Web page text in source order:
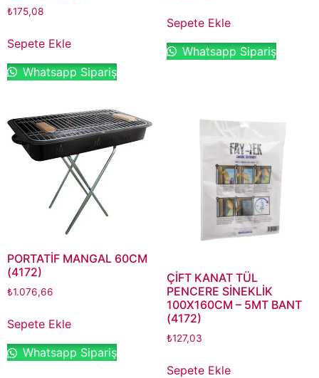
₺175,08
Sepete Ekle
Whatsapp Sipariş
Sepete Ekle
Whatsapp Sipariş
PORTATİF MANGAL 60CM
(4172)
₺1.076,66
Sepete Ekle
Whatsapp Sipariş
ÇİFT KANAT TÜL
PENCERE SİNEKLİK
100X160CM – 5MT BANT
(4172)
₺127,03
Sepete Ekle